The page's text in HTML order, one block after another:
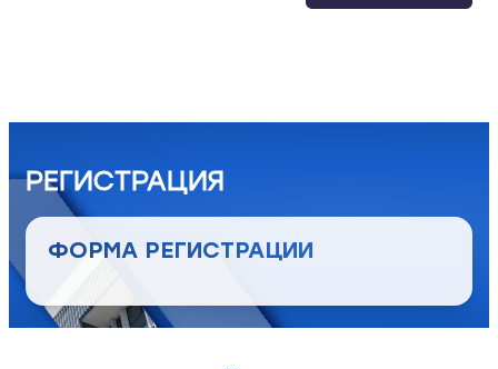
РЕГИСТРАЦИЯ
ФОРМА РЕГИСТРАЦИИ